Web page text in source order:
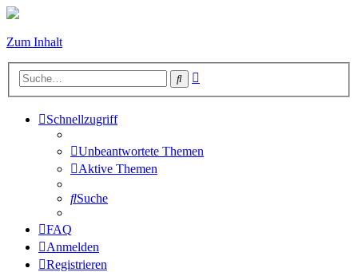
Zum Inhalt
Suche
Schnellzugriff
Unbeantwortete Themen
Aktive Themen
Suche
FAQ
Anmelden
Registrieren